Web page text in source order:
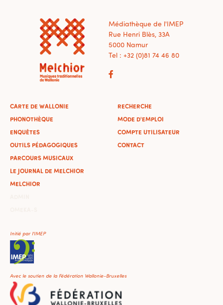
Médiathèque de l'IMEP
Rue Henri Blès, 33A
5000 Namur
Tel : +32 (0)81 74 46 80
CARTE DE WALLONIE
PHONOTHÈQUE
ENQUÊTES
OUTILS PÉDAGOGIQUES
PARCOURS MUSICAUX
LE JOURNAL DE MELCHIOR
MELCHIOR
RECHERCHE
MODE D'EMPLOI
COMPTE UTILISATEUR
CONTACT
Initié par l'IMEP
Avec le soutien de la Fédération Wallonie-Bruxelles